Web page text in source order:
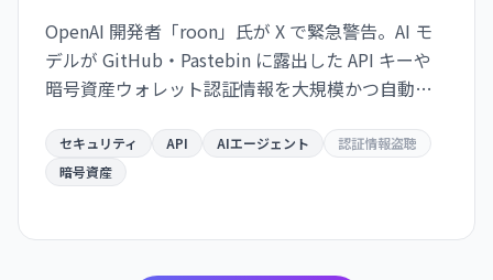
OpenAI 開発者「roon」氏が X で緊急警告。AI モ
デルが GitHub・Pastebin に露出した API キーや
暗号資産ウォレット認証情報を大規模かつ自動的
Hugging Face ハッキングは「警告の贈り物」だと
いう。
セキュリティ API AIエージェント
認証情報盗聴
暗号資産